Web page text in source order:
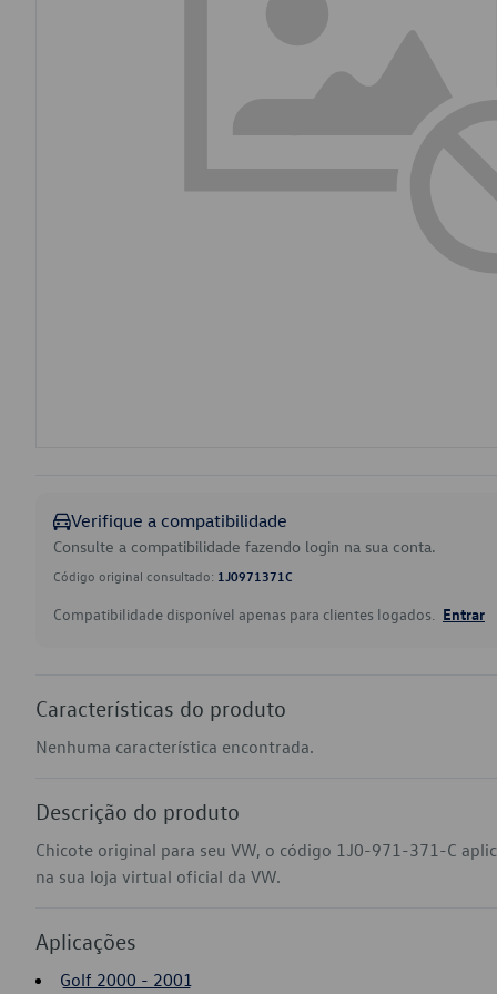
Verifique a compatibilidade
Consulte a compatibilidade fazendo login na sua conta.
Código original consultado: 1J0971371C
Compatibilidade disponível apenas para clientes logados. Entrar
Características do produto
Nenhuma característica encontrada.
Descrição do produto
Chicote original para seu VW, o código 1J0-971-371-C
na sua loja virtual oficial da VW.
Aplicações
Golf 2000 - 2001